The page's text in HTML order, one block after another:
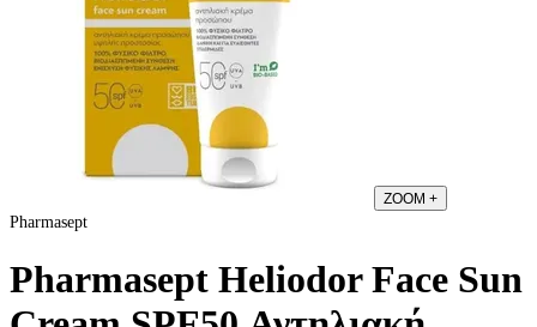
ZOOM +
Pharmasept
Pharmasept Heliodor Face Sun